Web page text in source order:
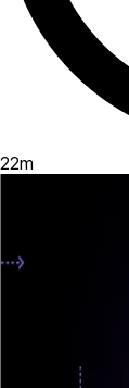
22m